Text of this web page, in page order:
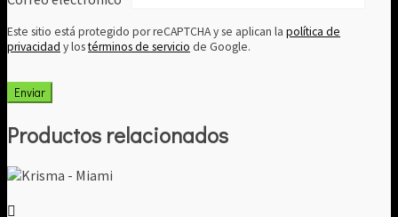
Este sitio está protegido por reCAPTCHA y se aplican la política de
privacidad y lostérminos de servicio de Google.
Productos relacionados